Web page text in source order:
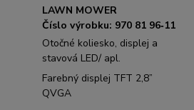
LAWN MOWER
Číslo výrobku: 970 81 96‑11
Otočné koliesko, displej a
stavová LED/ apl.
Farebný displej TFT 2,8”
QVGA